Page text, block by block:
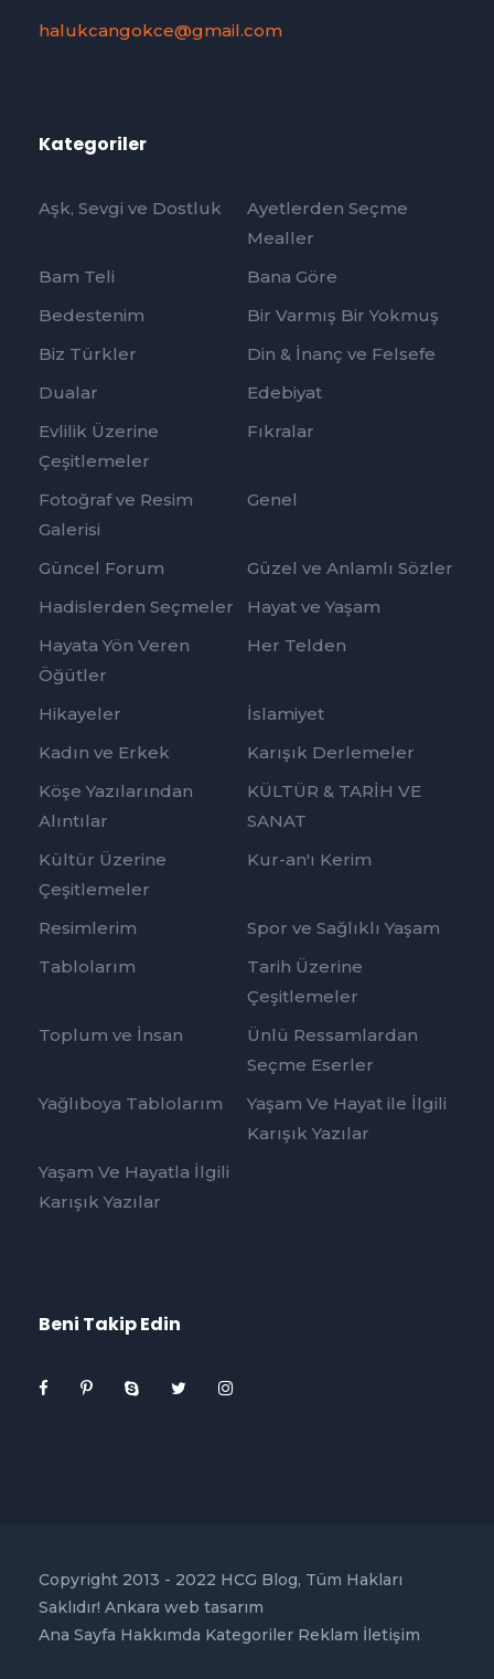
halukcangokce@gmail.com
Kategoriler
Aşk, Sevgi ve Dostluk
Ayetlerden Seçme
Mealler
Bam Teli
Bana Göre
Bedestenim
Bir Varmış Bir Yokmuş
Biz Türkler
Din & İnanç ve Felsefe
Dualar
Edebiyat
Evlilik Üzerine
Çeşitlemeler
Fıkralar
Fotoğraf ve Resim
Galerisi
Genel
Güncel Forum
Güzel ve Anlamlı Sözler
Hadislerden Seçmeler
Hayat ve Yaşam
Hayata Yön Veren
Öğütler
Her Telden
Hikayeler
İslamiyet
Kadın ve Erkek
Karışık Derlemeler
Köşe Yazılarından
Alıntılar
KÜLTÜR & TARİH VE
SANAT
Kültür Üzerine
Çeşitlemeler
Kur-an'ı Kerim
Resimlerim
Spor ve Sağlıklı Yaşam
Tablolarım
Tarih Üzerine
Çeşitlemeler
Toplum ve İnsan
Ünlü Ressamlardan
Seçme Eserler
Yağlıboya Tablolarım
Yaşam Ve Hayat ile İlgili
Karışık Yazılar
Yaşam Ve Hayatla İlgili
Karışık Yazılar
Beni Takip Edin
Copyright 2013 - 2022 HCG Blog, Tüm Hakları
Saklıdır! Ankara web tasarım
Ana Sayfa Hakkımda Kategoriler Reklam İletişim